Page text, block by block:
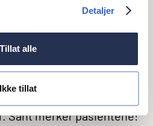
Detaljer
Tillat alle
Ikke tillat
hvor pasienten føler seg
hvor opplæring og
Vi tror at faglig
Sånt merker pasientene!